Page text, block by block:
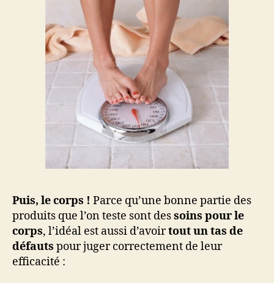
Puis, le corps ! Parce qu’une bonne partie des
produits que l’on teste sont dessoins pour le
corps, l’idéal est aussi d’avoirtout un tas de
défauts pour juger correctement de leur
efficacité :